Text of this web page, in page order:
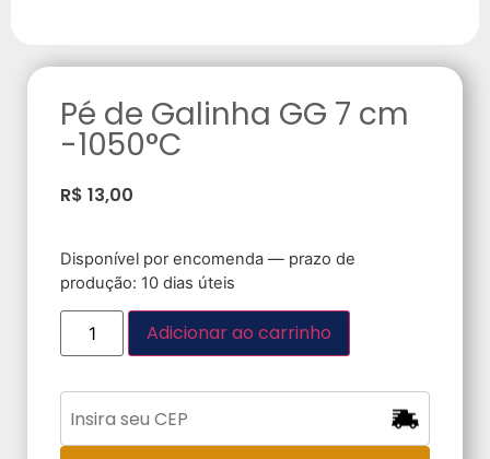
Pé de Galinha GG 7 cm
-1050°C
R$ 13,00
Disponível por encomenda — prazo de
produção: 10 dias úteis
Adicionar ao carrinho